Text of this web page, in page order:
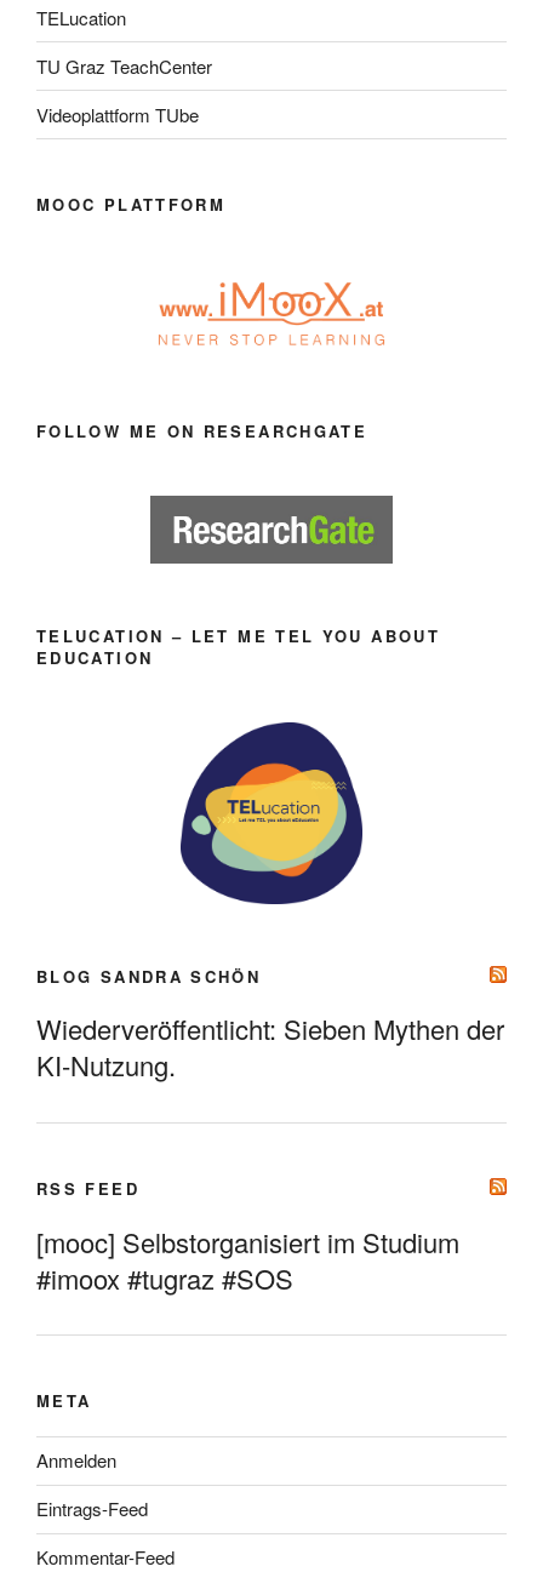
TELucation
TU Graz TeachCenter
Videoplattform TUbe
MOOC PLATTFORM
FOLLOW ME ON RESEARCHGATE
TELUCATION – LET ME TEL YOU ABOUT
EDUCATION
BLOG SANDRA SCHÖN
Wiederveröffentlicht: Sieben Mythen der
KI-Nutzung.
RSS FEED
[mooc] Selbstorganisiert im Studium
#imoox #tugraz #SOS
META
Anmelden
Eintrags-Feed
Kommentar-Feed